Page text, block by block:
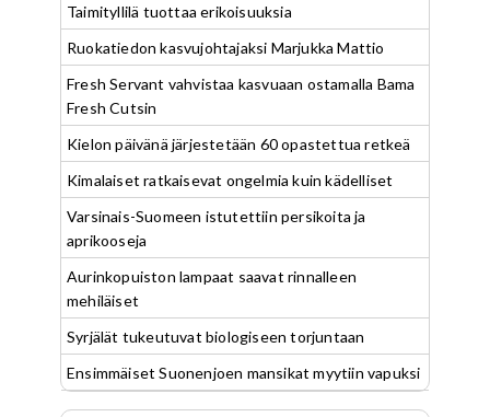
Taimityllilä tuottaa erikoisuuksia
Ruokatiedon kasvujohtajaksi Marjukka Mattio
Fresh Servant vahvistaa kasvuaan ostamalla Bama
Fresh Cutsin
Kielon päivänä järjestetään 60 opastettua retkeä
Kimalaiset ratkaisevat ongelmia kuin kädelliset
Varsinais-Suomeen istutettiin persikoita ja
aprikooseja
Aurinkopuiston lampaat saavat rinnalleen
mehiläiset
Syrjälät tukeutuvat biologiseen torjuntaan
Ensimmäiset Suonenjoen mansikat myytiin vapuksi